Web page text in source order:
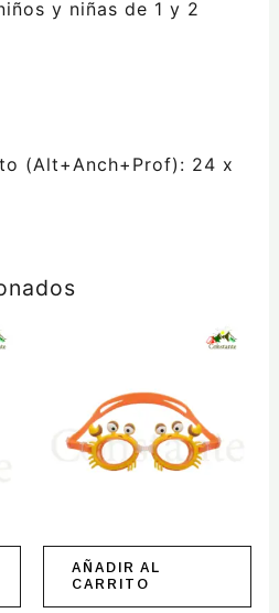
y niñas de 1 y 2
(Alt+Anch+Prof): 24 x
AÑADIR AL
CARRITO